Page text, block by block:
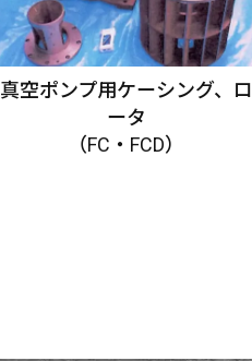
真空ポンプ用ケーシング、ロ
ータ
（FC・FCD）